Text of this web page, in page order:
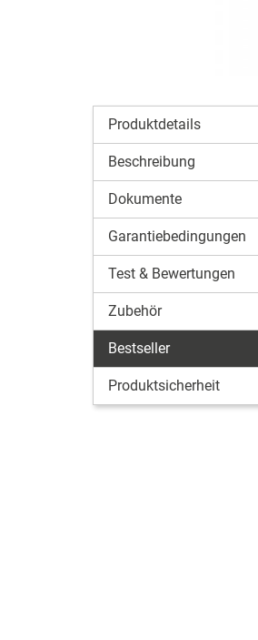
Produktdetails
Beschreibung
Dokumente
Garantiebedingungen
Test & Bewertungen
Zubehör
Bestseller
Produktsicherheit